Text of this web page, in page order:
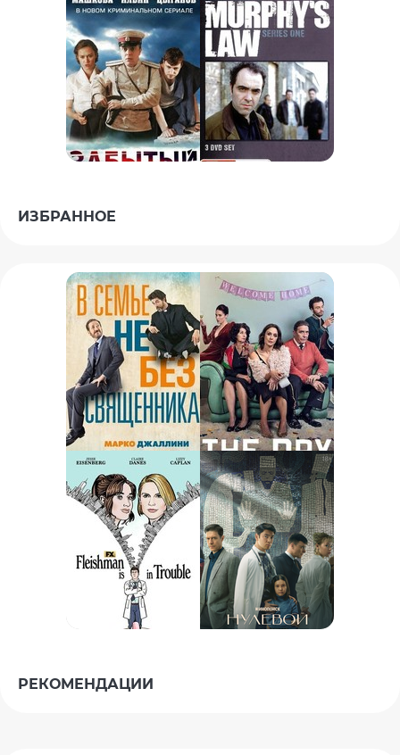
ИЗБРАННОЕ
РЕКОМЕНДАЦИИ